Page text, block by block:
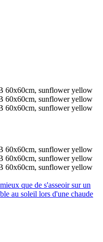
que de s'asseoir sur un
au soleil lors d'une chaude